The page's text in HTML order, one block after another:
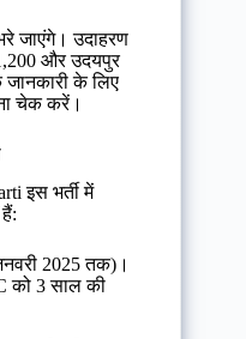
जाएंगे। उदाहरण
और उदयपुर
के लिए
चेक करें।
इस भर्ती में
2025 तक)।
को 3 साल की